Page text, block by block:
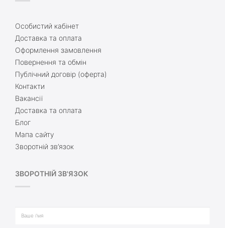
Особистий кабінет
Доставка та оплата
Оформлення замовлення
Повернення та обмін
Публічний договір (оферта)
Контакти
Вакансії
Доставка та оплата
Блог
Мапа сайту
Зворотній зв’язок
ЗВОРОТНІЙ ЗВ'ЯЗОК